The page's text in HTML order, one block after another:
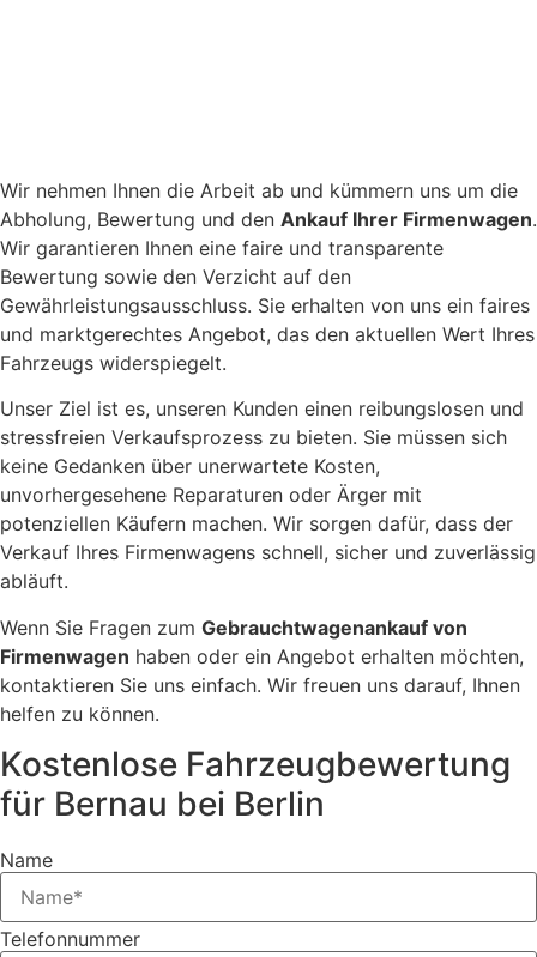
Wir nehmen Ihnen die Arbeit ab und kümmern uns um die
Abholung, Bewertung und den Ankauf Ihrer Firmenwagen.
Wir garantieren Ihnen eine faire und transparente
Bewertung sowie den Verzicht auf den
Gewährleistungsausschluss. Sie erhalten von uns ein faires
und marktgerechtes Angebot, das den aktuellen Wert Ihres
Fahrzeugs widerspiegelt.
Unser Ziel ist es, unseren Kunden einen reibungslosen und
stressfreien Verkaufsprozess zu bieten. Sie müssen sich
keine Gedanken über unerwartete Kosten,
unvorhergesehene Reparaturen oder Ärger mit
potenziellen Käufern machen. Wir sorgen dafür, dass der
Verkauf Ihres Firmenwagens schnell, sicher und zuverlässig
abläuft.
Wenn Sie Fragen zum Gebrauchtwagenankauf von
Firmenwagen haben oder ein Angebot erhalten möchten,
kontaktieren Sie uns einfach. Wir freuen uns darauf, Ihnen
helfen zu können.
Kostenlose Fahrzeugbewertung
für Bernau bei Berlin
Name
Telefonnummer